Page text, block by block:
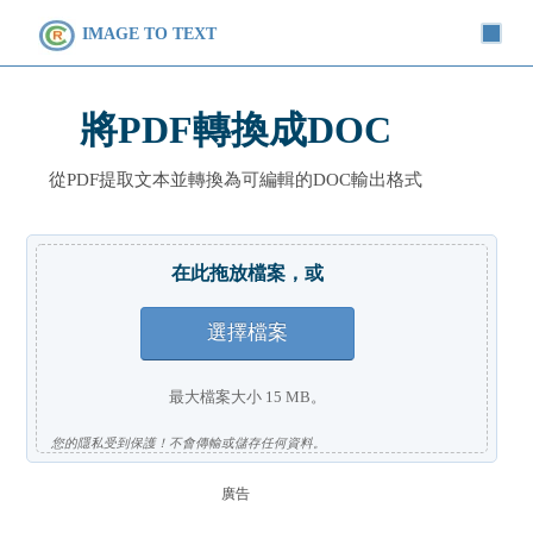
IMAGE TO TEXT
將PDF轉換成DOC
從PDF提取文本並轉換為可編輯的DOC輸出格式
在此拖放檔案，或
選擇檔案
最大檔案大小 15 MB。
您的隱私受到保護！不會傳輸或儲存任何資料。
廣告